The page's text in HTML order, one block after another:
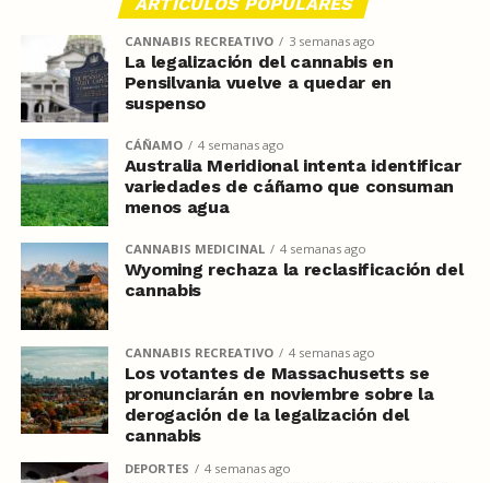
CANNABIS RECREATIVO 3 semanas ago
La legalización del cannabis en
Pensilvania vuelve a quedar en
suspenso
CÁÑAMO 4 semanas ago
Australia Meridional intenta identificar
variedades de cáñamo que consuman
menos agua
CANNABIS MEDICINAL 4 semanas ago
Wyoming rechaza la reclasificación del
cannabis
CANNABIS RECREATIVO 4 semanas ago
Los votantes de Massachusetts se
pronunciarán en noviembre sobre la
derogación de la legalización del
cannabis
DEPORTES 4 semanas ago